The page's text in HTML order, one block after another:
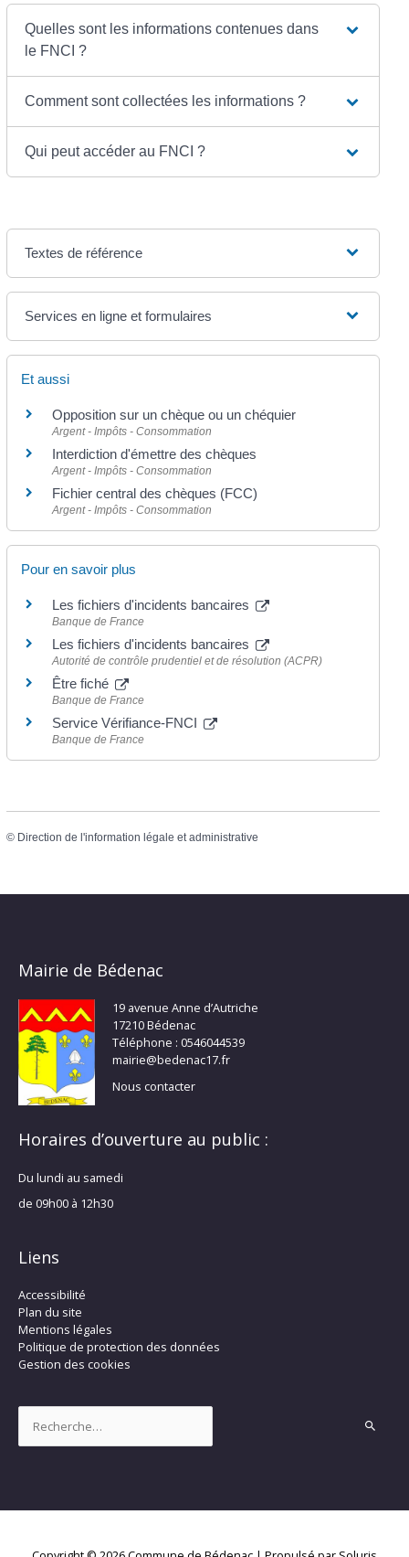
Quelles sont les informations contenues dans
le FNCI ?
Comment sont collectées les informations ?
Qui peut accéder au FNCI ?
Textes de référence
Services en ligne et formulaires
Et aussi
Opposition sur un chèque ou un chéquier
Argent - Impôts - Consommation
Interdiction d'émettre des chèques
Argent - Impôts - Consommation
Fichier central des chèques (FCC)
Argent - Impôts - Consommation
Pour en savoir plus
Les fichiers d'incidents bancaires
Banque de France
Les fichiers d'incidents bancaires
Autorité de contrôle prudentiel et de résolution (ACPR)
Être fiché
Banque de France
Service Vérifiance-FNCI
Banque de France
© Direction de l'information légale et administrative
Mairie de Bédenac
19 avenue Anne d’Autriche
17210 Bédenac
Téléphone : 0546044539
mairie@bedenac17.fr
Nous contacter
Horaires d’ouverture au public :
Du lundi au samedi
de 09h00 à 12h30
Liens
Accessibilité
Plan du site
Mentions légales
Politique de protection des données
Gestion des cookies